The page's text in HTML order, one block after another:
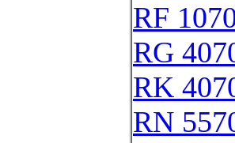
RF
RG
RK
RN